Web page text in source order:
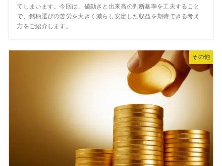
てしまいます。今回は、値動きと出来高の判断基準を工夫すること
で、銘柄選びの苦労を大きく減らし安定した収益を期待できる考え
方をご紹介します。
その他